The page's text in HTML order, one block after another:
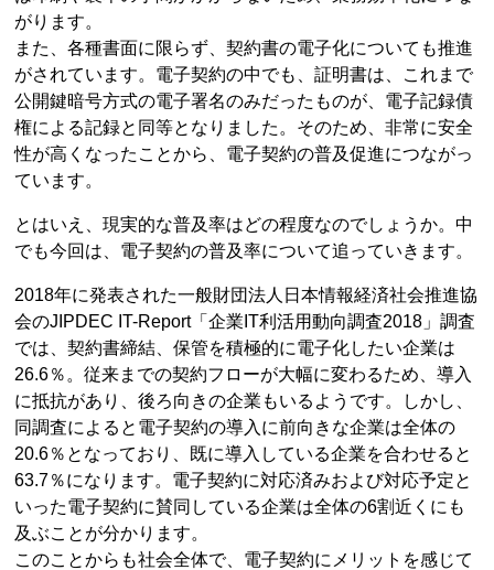
がります。
また、各種書面に限らず、契約書の電子化についても推進
がされています。電子契約の中でも、証明書は、これまで
公開鍵暗号方式の電子署名のみだったものが、電子記録債
権による記録と同等となりました。そのため、非常に安全
性が高くなったことから、電子契約の普及促進につながっ
ています。
とはいえ、現実的な普及率はどの程度なのでしょうか。中
でも今回は、電子契約の普及率について追っていきます。
2018年に発表された一般財団法人日本情報経済社会推進協
会のJIPDEC IT-Report「企業IT利活用動向調査2018」調査
では、契約書締結、保管を積極的に電子化したい企業は
26.6％。従来までの契約フローが大幅に変わるため、導入
に抵抗があり、後ろ向きの企業もいるようです。しかし、
同調査によると電子契約の導入に前向きな企業は全体の
20.6％となっており、既に導入している企業を合わせると
63.7％になります。電子契約に対応済みおよび対応予定と
いった電子契約に賛同している企業は全体の6割近くにも
及ぶことが分かります。
このことからも社会全体で、電子契約にメリットを感じて